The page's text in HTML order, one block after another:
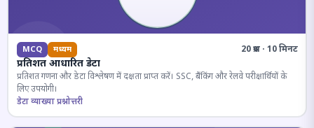
MCQ मध्यम 20 प्रश्न · 10 मिनट
प्रतिशत आधारित डेटा
प्रतिशत गणना और डेटा विश्लेषण में दक्षता प्राप्त करें। SSC, बैंकिंग और रेलवे परीक्षार्थियों के
लिए उपयोगी।
डेटा व्याख्या प्रश्नोत्तरी